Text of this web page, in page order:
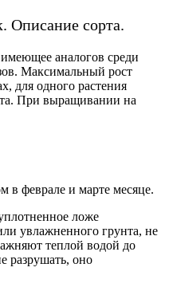
Описание сорта.
аналогов среди
Максимальный рост
для одного растения
При выращивании на
феврале и марте месяце.
ложе
увлажненного грунта, не
теплой водой до
разрушать, оно